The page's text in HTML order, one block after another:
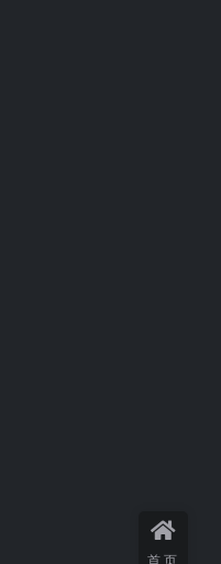
首页